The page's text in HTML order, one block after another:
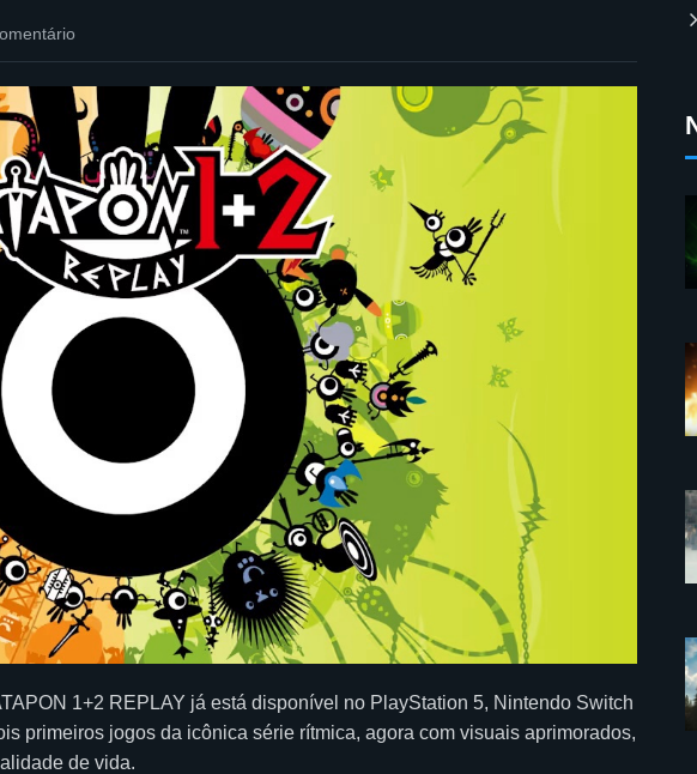
1+2 REPLAY já está disponível no PlayStation 5, Nintendo Switch
primeiros jogos da icônica série rítmica, agora com visuais aprimorados,
de vida.